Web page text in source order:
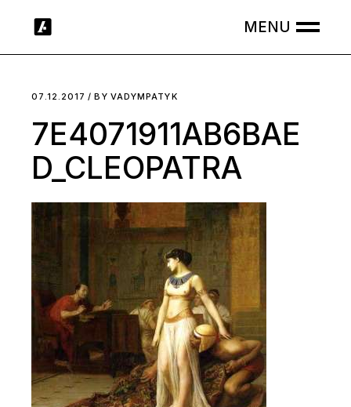
07.12.2017 BY VADYMPATYK
7E4071911AB6BAE
D_CLEOPATRA